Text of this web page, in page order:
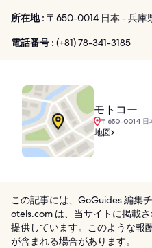
所在地 : 〒650-0014 日本 - 兵庫
電話番号 : (+81) 78-341-3185
モトコー
〒650-0014 日
地図
この記事には、GoGuides 編集
otels.com は、当サイトに掲載
提供しています。このような報
が含まれる場合があります。